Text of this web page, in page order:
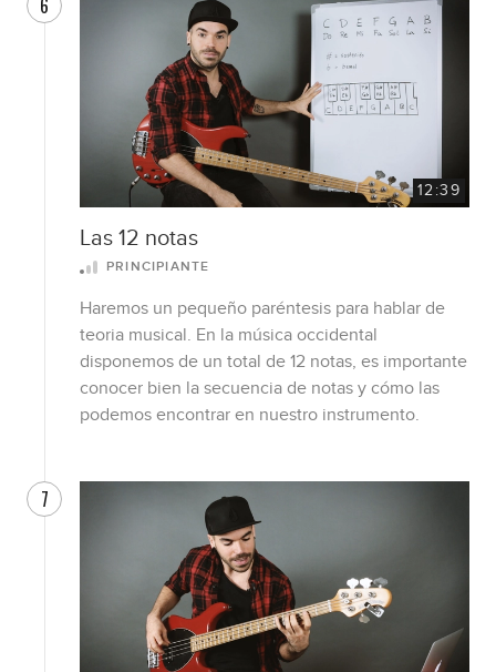
12:39
Las 12 notas
PRINCIPIANTE
Haremos un pequeño paréntesis para hablar de
teoria musical. En la música occidental
disponemos de un total de 12 notas, es importante
conocer bien la secuencia de notas y cómo las
podemos encontrar en nuestro instrumento.
7